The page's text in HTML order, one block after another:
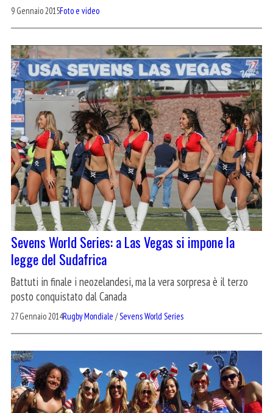
9 Gennaio 2015Foto e video
Sevens World Series: a Las Vegas si impone la
legge del Sudafrica
Battuti in finale i neozelandesi, ma la vera sorpresa è il terzo
posto conquistato dal Canada
27 Gennaio 2014Rugby Mondiale /Sevens World Series